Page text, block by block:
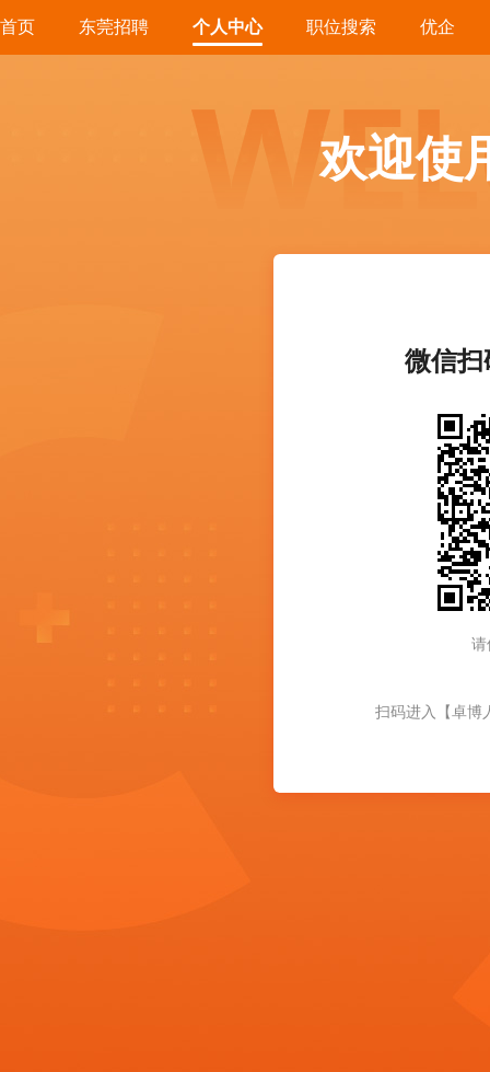
首页 东莞招聘 个人中心 职位搜索 优企
欢迎使
微信扫
请
扫码进入【卓博